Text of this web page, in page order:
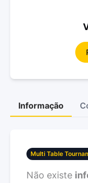
Informação
Multi Table
Não existe